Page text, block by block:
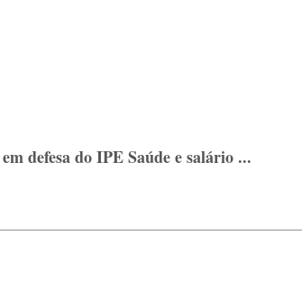
defesa do IPE Saúde e salário ...